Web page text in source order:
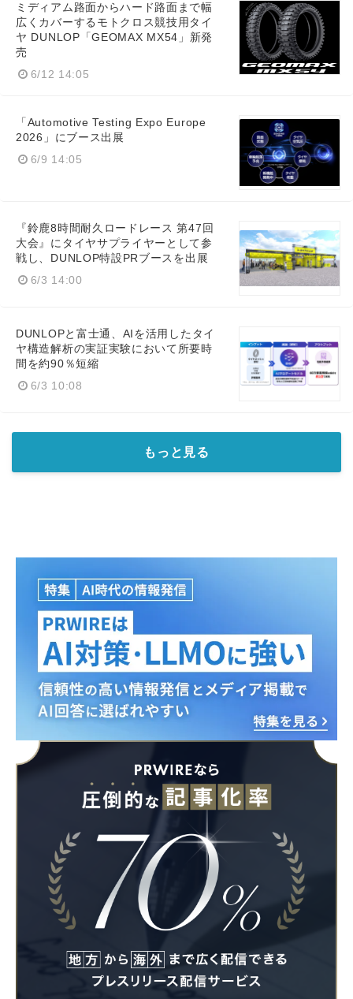
ミディアム路面からハード路面まで幅
広くカバーするモトクロス競技用タイ
ヤ DUNLOP「GEOMAX MX54」新発
売
6/12 14:05
「Automotive Testing Expo Europe
2026」にブース出展
6/9 14:05
『鈴鹿8時間耐久ロードレース 第47回
大会』にタイヤサプライヤーとして参
戦し、DUNLOP特設PRブースを出展
6/3 14:00
DUNLOPと富士通、AIを活用したタイ
ヤ構造解析の実証実験において所要時
間を約90％短縮
6/3 10:08
もっと見る